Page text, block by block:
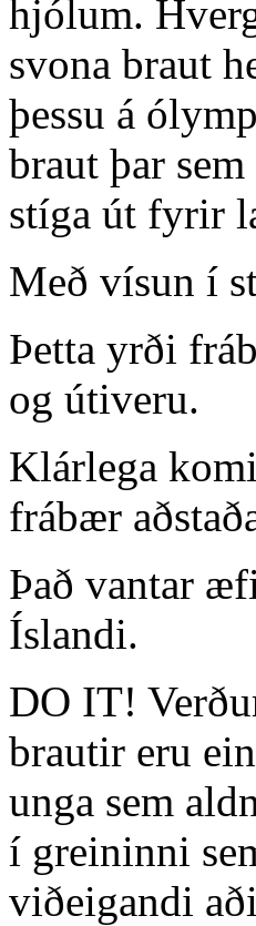
hjólum.
svona braut
þessu á
braut þar
stíga út fyrir
Með vísun í
Þetta yrði
og útiveru.
Klárlega
frábær
Það vantar
Íslandi.
DO IT!
brautir eru
unga sem
í greininni
viðeigandi